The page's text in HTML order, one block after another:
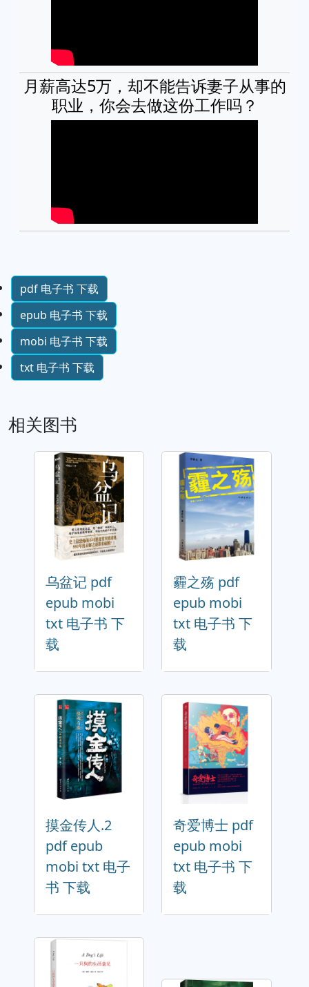
月薪高达5万，却不能告诉妻子从事的
职业，你会去做这份工作吗？
pdf 电子书 下载
epub 电子书 下载
mobi 电子书 下载
txt 电子书 下载
相关图书
乌盆记 pdf
epub mobi
txt 电子书 下
载
霾之殇 pdf
epub mobi
txt 电子书 下
载
摸金传人.2
pdf epub
mobi txt 电子
书 下载
奇爱博士 pdf
epub mobi
txt 电子书 下
载